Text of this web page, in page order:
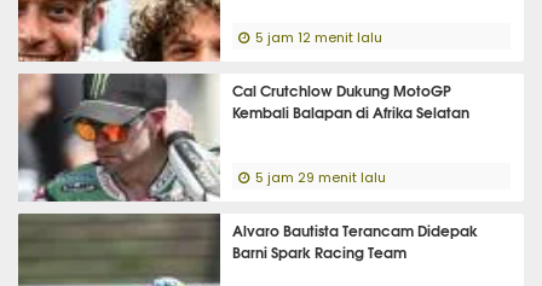
5 jam 12 menit lalu
Cal Crutchlow Dukung MotoGP
Kembali Balapan di Afrika Selatan
5 jam 29 menit lalu
Alvaro Bautista Terancam Didepak
Barni Spark Racing Team